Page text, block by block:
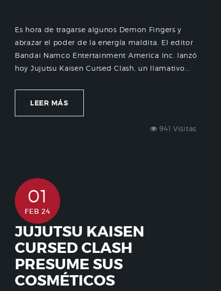
Es hora de tragarse algunos Demon Fingers y
abrazar el poder de la energía maldita. El editor
Bandai Namco Entertainment America Inc. lanzó
hoy Jujutsu Kaisen Cursed Clash, un llamativo...
LEER MÁS
941 Visitas
01
FEB 24
JUJUTSU KAISEN
CURSED CLASH
PRESUME SUS
COSMÉTICOS